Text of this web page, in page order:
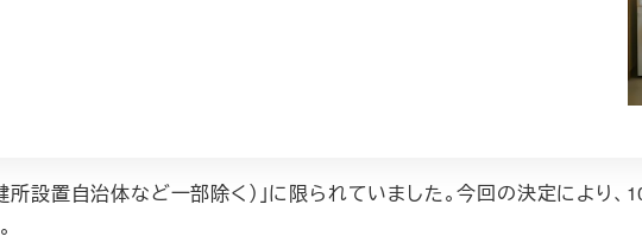
設置自治体など一部除く）」に限られていました。今回の決定により